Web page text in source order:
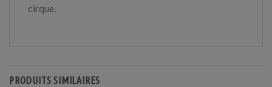
cirque.
PRODUITS SIMILAIRES